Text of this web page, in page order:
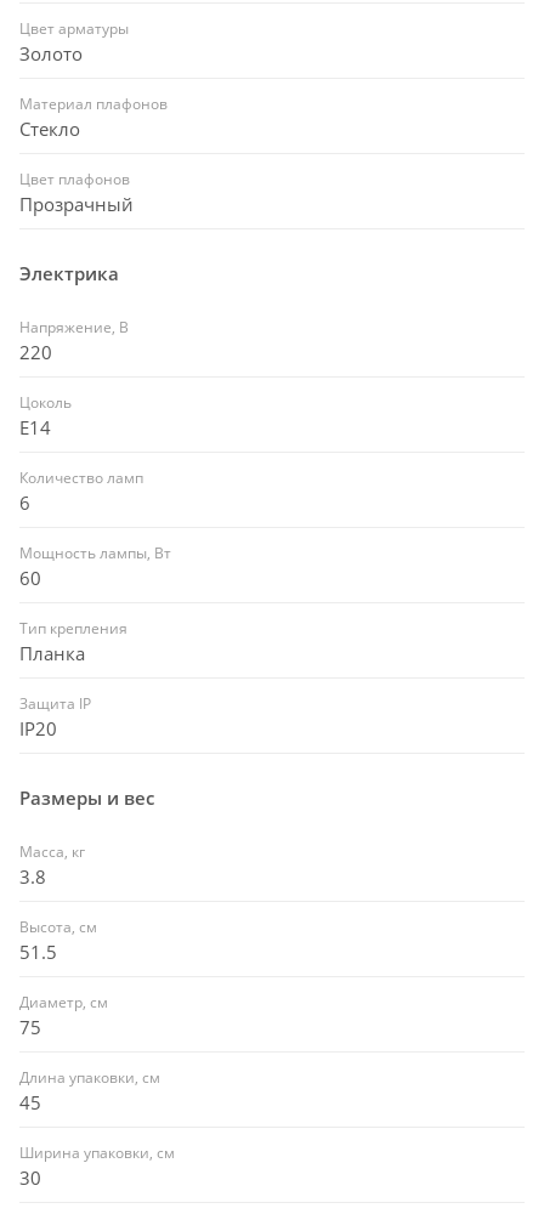
Цвет арматуры
Золото
Материал плафонов
Стекло
Цвет плафонов
Прозрачный
Электрика
Напряжение, В
220
Цоколь
E14
Количество ламп
6
Мощность лампы, Вт
60
Тип крепления
Планка
Защита IP
IP20
Размеры и вес
Масса, кг
3.8
Высота, см
51.5
Диаметр, см
75
Длина упаковки, см
45
Ширина упаковки, см
30